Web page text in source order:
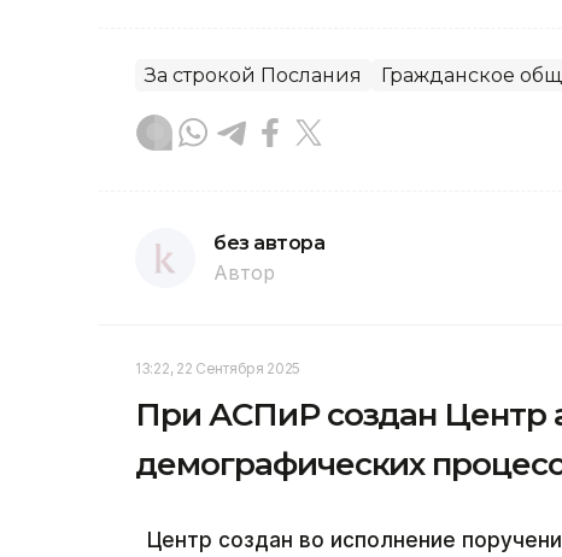
За строкой Послания Гражданское
без автора
Автор
13:22, 22 Сентября 2025
При АСПиР создан Центр
демографических
Центр создан во исполнение